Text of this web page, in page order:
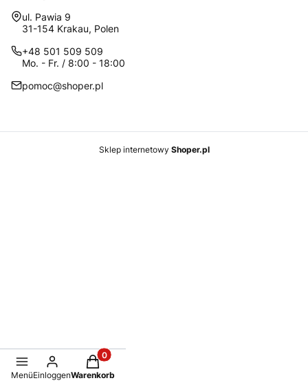
Adresse:
ul. Pawia 9
31-154 Krakau, Polen
+48 501 509 509
Mo. - Fr. / 8:00 - 18:00
pomoc@shoper.pl
Fußzeilenmenü
Sklep internetowy Shoper.pl
MenüEinloggen
Produkte im Warenkorb: 0. Details anzeigen
Warenkorb